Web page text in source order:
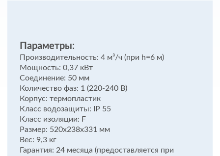
Параметры:
Производительность: 4 м³/ч (при h=6 м)
Мощность: 0,37 кВт
Соединение: 50 мм
Количество фаз: 1 (220-240 В)
Корпус: термопластик
Класс водозащиты: IP 55
Класс изоляции: F
Размер: 520х238х331 мм
Вес: 9,3 кг
Гарантия: 24 месяца (предоставляется при